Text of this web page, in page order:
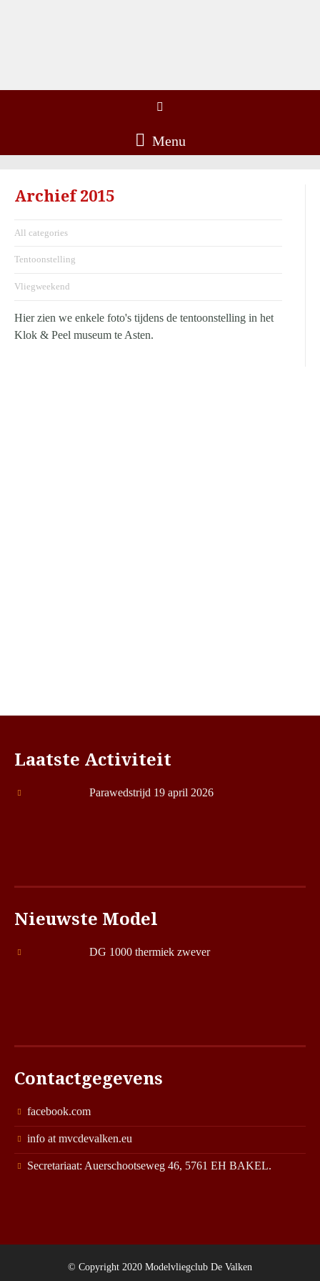
Menu
Archief 2015
All categories
Tentoonstelling
Vliegweekend
Hier zien we enkele foto's tijdens de tentoonstelling in het
Klok & Peel museum te Asten.
Laatste Activiteit
Parawedstrijd 19 april 2026
Nieuwste Model
DG 1000 thermiek zwever
Contactgegevens
facebook.com
info at mvcdevalken.eu
Secretariaat: Auerschootseweg 46, 5761 EH BAKEL.
© Copyright 2020 Modelvliegclub De Valken